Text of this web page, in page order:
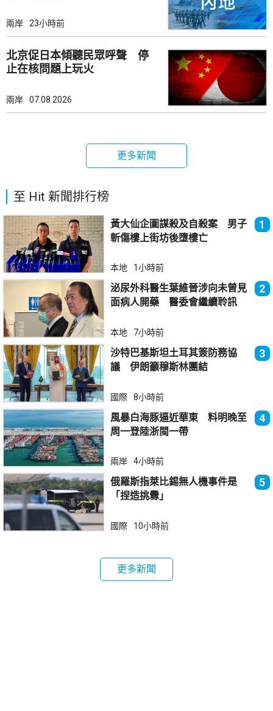
兩岸 23小時前
北京促日本傾聽民眾呼聲 停
止在核問題上玩火
兩岸 07.08.2026
更多新聞
至 Hit 新聞排行榜
黃大仙企圖謀殺及自殺案 男子
斬傷樓上街坊後墮樓亡
1
本地 1小時前
泌尿外科醫生葉維晉涉向未曾見
面病人開藥 醫委會繼續聆訊
2
本地 7小時前
沙特巴基斯坦土耳其簽防務協
議 伊朗籲穆斯林團結
3
國際 8小時前
風暴白海豚逼近華東 料明晚至
周一登陸浙閩一帶
4
兩岸 4小時前
俄羅斯指萊比錫無人機事件是
「捏造挑釁」
5
國際 10小時前
更多新聞